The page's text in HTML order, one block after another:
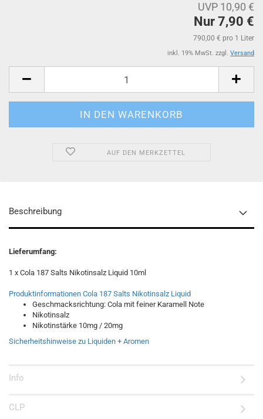
UVP 10,90 €
Nur 7,90 €
790,00 € pro 1 Liter
inkl. 19% MwSt. zzgl. Versand
AUF DEN MERKZETTEL
Beschreibung
Lieferumfang:
1 x Cola 187 Salts Nikotinsalz Liquid 10ml
Produktinformationen Cola 187 Salts Nikotinsalz Liquid
Geschmacksrichtung: Cola mit feiner Karamell Note
Nikotinsalz
Nikotinstärke 10mg / 20mg
Sicherheitshinweise zu Liquiden + Aromen
Info
CLP